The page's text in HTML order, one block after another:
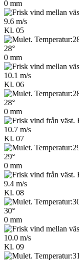
0 mm
9.6 m/s
Kl. 05
28°
0 mm
10.1 m/s
Kl. 06
28°
0 mm
10.7 m/s
Kl. 07
29°
0 mm
9.4 m/s
Kl. 08
30°
0 mm
10.0 m/s
Kl. 09